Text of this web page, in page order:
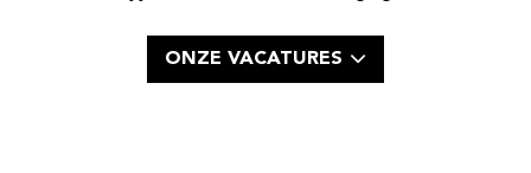
ONZE VACATURES